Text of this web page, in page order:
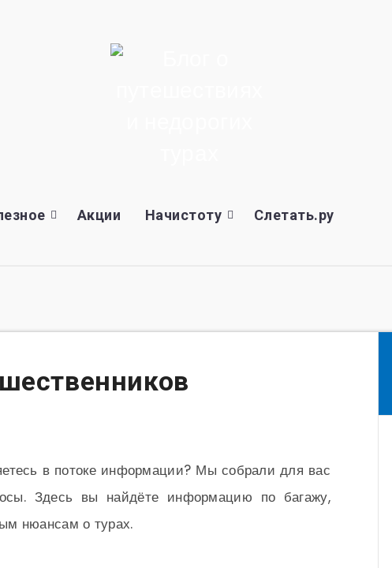
Акции Начистоту Слетать.ру
в потоке информации? Мы собрали для вас
Здесь вы найдёте информацию по багажу,
нюансам о турах.